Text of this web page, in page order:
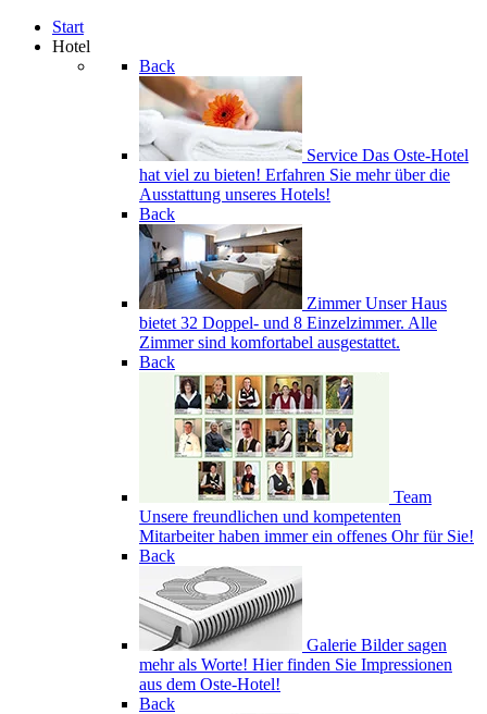
Start
Hotel
Back
Service Das Oste-Hotel
hat viel zu bieten! Erfahren Sie mehr über die
Ausstattung unseres Hotels!
Back
Zimmer Unser Haus
bietet 32 Doppel- und 8 Einzelzimmer. Alle
Zimmer sind komfortabel ausgestattet.
Back
Team
Unsere freundlichen und kompetenten
Mitarbeiter haben immer ein offenes Ohr für Sie!
Back
Galerie Bilder sagen
mehr als Worte! Hier finden Sie Impressionen
aus dem Oste-Hotel!
Back